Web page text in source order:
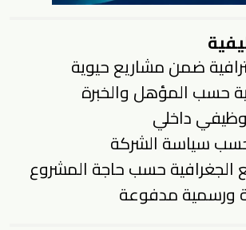
ضمن مشاريع حيوية
حسب المؤهل والخبرة
داخلي
سياسة الشركة
الجغرافية حسب حاجة المشروع
ورسمية مدفوعة